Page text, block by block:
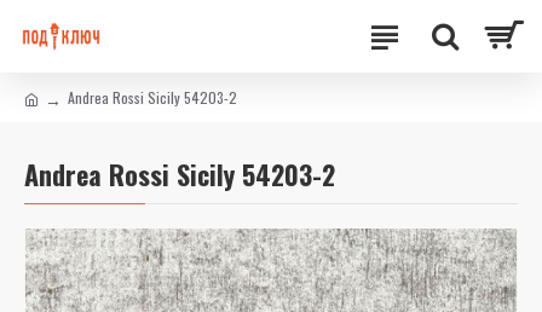
Andrea Rossi Sicily 54203-2
Andrea Rossi Sicily 54203-2